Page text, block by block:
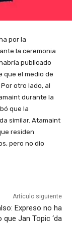
por la
la ceremonia
publicado
que el medio de
otro lado, al
durante la
que la
similar. Atamaint
residen
pero no dio
Artículo siguiente
Expreso no ha
que Jan Topic ‘da